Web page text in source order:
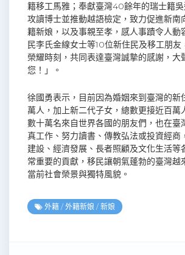
籍移工馬雅；奉獻臺灣40餘年的瑞士籍
攻讀博士並推動越語檢定，致力促進新南
籍新娘，以及事親至孝，感人事蹟令人動
民李氏金線女士等10位新住民及移工朋友
榮耀時刻，共同表達臺灣誠摯的感謝，大
您！」。
徐國勇表示，目前因為婚姻來到臺灣的新
萬人，加上新二代子女，總數更接近百萬
數十萬名來自世界各國的朋友們，也在臺
真工作、努力讀書、傳教弘法或投資經商
建設、經濟發展、長者照顧及文化生活等
常重要的貢獻，移民讓朝氣蓬勃的臺灣越
當前社會榮景與獨特風貌。
外籍 / 外籍新娘 / 新娘